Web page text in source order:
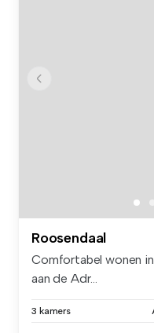
Roosendaal
Comfortabel wonen
aan de Adr...
3 kamers